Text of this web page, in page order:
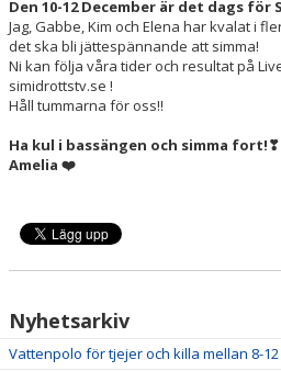
Den 10-12 December är det dags för
Jag, Gabbe, Kim och Elena har kvalat i
det ska bli jättespännande att simma!
Ni kan följa våra tider och resultat på
simidrottstv.se !
Håll tummarna för oss!!
Ha kul i bassängen och simma fort!❣
Amelia ❤
Nyhetsarkiv
Vattenpolo för tjejer och killa mellan 8-